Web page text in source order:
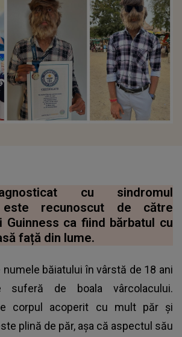
cu sindromul
este recunoscut de către
Guinness ca fiind bărbatul cu
față din lume.
numele băiatului în vârstă de 18 ani
suferă de boala vârcolacului.
corpul acoperit cu mult păr și
plină de păr, așa că aspectul său